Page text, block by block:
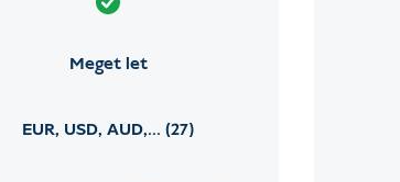
Meget let
EUR, USD, AUD,... (27)